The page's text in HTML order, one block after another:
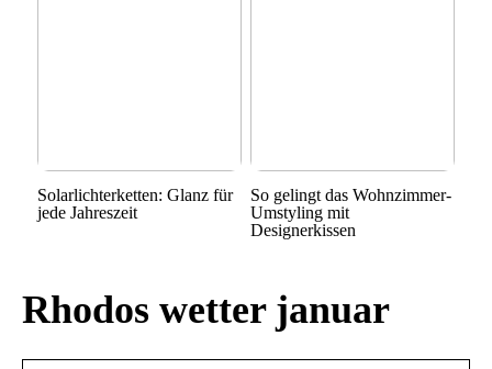
Solarlichterketten: Glanz für
jede Jahreszeit
So gelingt das Wohnzimmer-
Umstyling mit
Designerkissen
Rhodos wetter januar